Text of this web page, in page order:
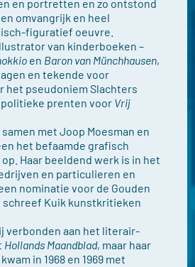
en portretten en zo ontstond
omvangrijk en heel
figuratief oeuvre.
van kinderboeken –
en Baron van Münchhausen,
en tekende voor
het pseudoniem Slachters
prenten voor Vrij
met Joop Moesman en
het befaamde grafisch
op. Haar beeldend werk is in het
en particulieren en
nominatie voor de Gouden
schreef Kuik kunstkritieken
verbonden aan het literair-
Hollands Maandblad, maar haar
in 1968 en 1969 met